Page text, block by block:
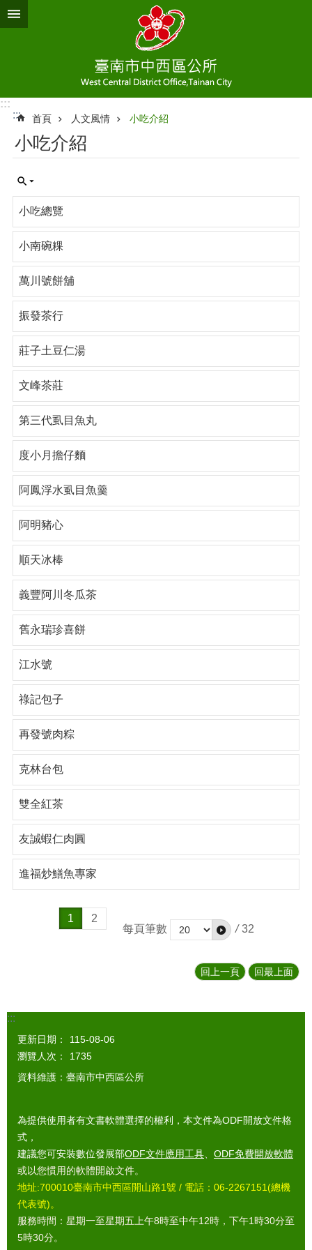
跳到主要內容區塊
:::
:::
首頁 人文風情 小吃介紹
小吃介紹
小吃總覽
小南碗粿
萬川號餅舖
振發茶行
莊子土豆仁湯
文峰茶莊
第三代虱目魚丸
度小月擔仔麵
阿鳳浮水虱目魚羹
阿明豬心
順天冰棒
義豐阿川冬瓜茶
舊永瑞珍喜餅
江水號
祿記包子
再發號肉粽
克林台包
雙全紅茶
友誠蝦仁肉圓
進福炒鱔魚專家
1
2
每頁筆數
/ 32
回上一頁 回最上面
:::
更新日期：
115-08-06
瀏覽人次：
1735
資料維護：臺南市中西區公所
為提供使用者有文書軟體選擇的權利，本文件為ODF開放文件格
式，
建議您可安裝數位發展部ODF文件應用工具、 ODF免費開放軟體
或以您慣用的軟體開啟文件。
地址:700010臺南市中西區開山路1號 / 電話：06-2267151(總機
代表號)。
服務時間：星期一至星期五上午8時至中午12時，下午1時30分至
5時30分。